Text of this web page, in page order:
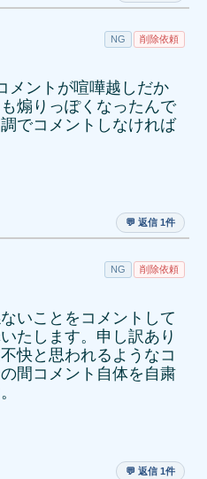
NG 削除依頼
メントが喧嘩越しだか
煽りっぽくなったんで
でコメントしなければ
💬 返信 1件
NG 削除依頼
いことをコメントして
たします。申し訳あり
快と思われるようなコ
間コメント自体を自粛
💬 返信 1件